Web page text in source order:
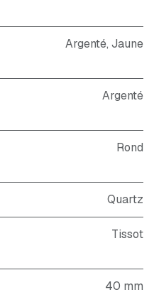
Argenté, Jaune
Argenté
Rond
Quartz
Tissot
40 mm